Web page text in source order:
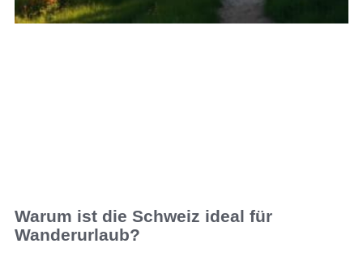
Warum ist die Schweiz ideal für
Wanderurlaub?